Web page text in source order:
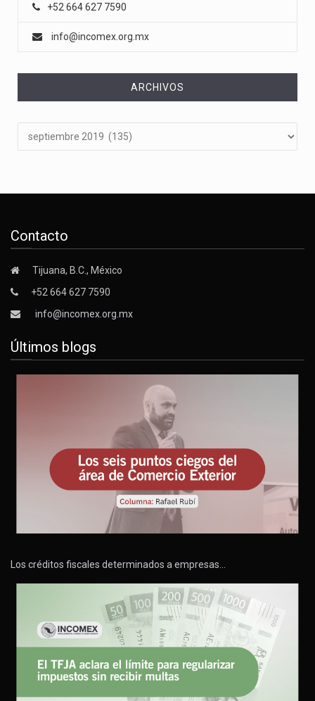
+52 664 627 7590
info@incomex.org.mx
ARCHIVOS
Contacto
Tijuana, B.C., México
+52 664 627 7590
info@incomex.org.mx
Últimos blogs
Los créditos fiscales determinados a empresas…